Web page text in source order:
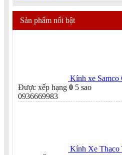
Sản phẩm nổi bật
Kính xe Samco
Được xếp hạng 0 5 sao
0936669983
Kính Xe Thaco